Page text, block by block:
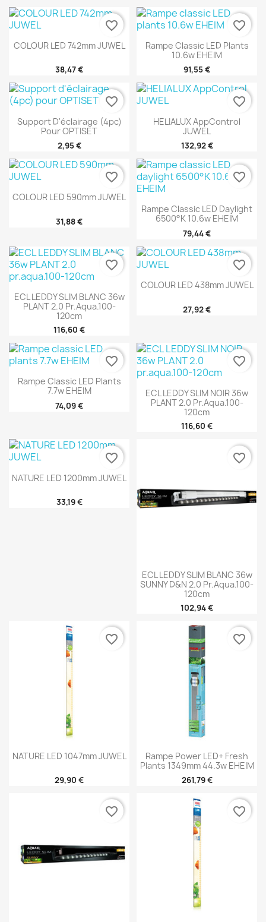
COLOUR LED 742mm JUWEL
38,47 €
favorite_border
Rampe Classic LED Plants
10.6w EHEIM
91,55 €
favorite_border
Support D'éclairage (4pc)
Pour OPTISET
2,95 €
favorite_border
HELIALUX AppControl
JUWEL
132,92 €
favorite_border
COLOUR LED 590mm JUWEL
31,88 €
favorite_border
Rampe Classic LED Daylight
6500°K 10.6w EHEIM
79,44 €
favorite_border
ECL LEDDY SLIM BLANC 36w
PLANT 2.0 Pr.aqua.100-
120cm
116,60 €
favorite_border
COLOUR LED 438mm JUWEL
27,92 €
favorite_border
Rampe Classic LED Plants
7.7w EHEIM
74,09 €
favorite_border
ECL LEDDY SLIM NOIR 36w
PLANT 2.0 Pr.aqua.100-
120cm
116,60 €
favorite_border
NATURE LED 1200mm JUWEL
33,19 €
favorite_border
ECL LEDDY SLIM BLANC 36w
SUNNY D&N 2.0 Pr.aqua.100-
120cm
102,94 €
favorite_border
NATURE LED 1047mm JUWEL
29,90 €
favorite_border
Rampe Power LED+ Fresh
Plants 1349mm 44.3w EHEIM
261,79 €
favorite_border
favorite_border favorite_border